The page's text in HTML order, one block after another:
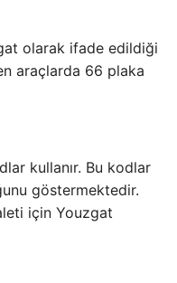
olarak ifade edildiği
araçlarda 66 plaka
kullanır. Bu kodlar
göstermektedir.
için Youzgat